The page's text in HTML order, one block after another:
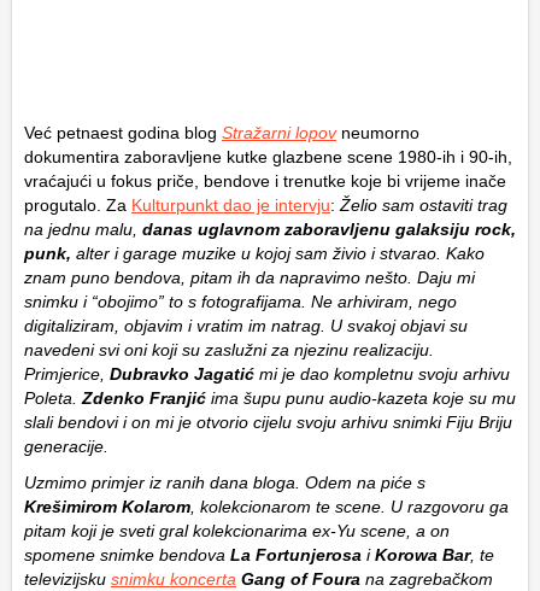
Već petnaest godina blog Stražarni lopovneumorno
dokumentira zaboravljene kutke glazbene scene 1980-ih i 90-ih,
vraćajući u fokus priče, bendove i trenutke koje bi vrijeme inače
progutalo. Za Kulturpunkt dao je intervju: Želio sam ostaviti trag
na jednu malu, danas uglavnom zaboravljenu galaksiju rock,
punk, alter i garage muzike u kojoj sam živio i stvarao. Kako
znam puno bendova, pitam ih da napravimo nešto. Daju mi
snimku i “obojimo” to s fotografijama. Ne arhiviram, nego
digitaliziram, objavim i vratim im natrag. U svakoj objavi su
navedeni svi oni koji su zaslužni za njezinu realizaciju.
Primjerice, Dubravko Jagatić mi je dao kompletnu svoju arhivu
Poleta. Zdenko Franjić ima šupu punu audio-kazeta koje su mu
slali bendovi i on mi je otvorio cijelu svoju arhivu snimki Fiju Briju
generacije.
Uzmimo primjer iz ranih dana bloga. Odem na piće s
Krešimirom Kolarom , kolekcionarom te scene. U razgovoru ga
pitam koji je sveti gral kolekcionarima ex-Yu scene, a on
spomene snimke bendova La Fortunjerosa iKorowa Bar, te
televizijsku snimku koncerta Gang of Foura na zagrebačkom